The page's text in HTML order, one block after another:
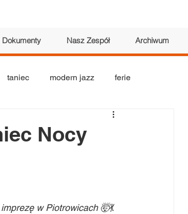
Dokumenty Nasz Zespół Archiwum
taniec modern jazz ferie
Nocy
w Piotrowicach 🤯💃